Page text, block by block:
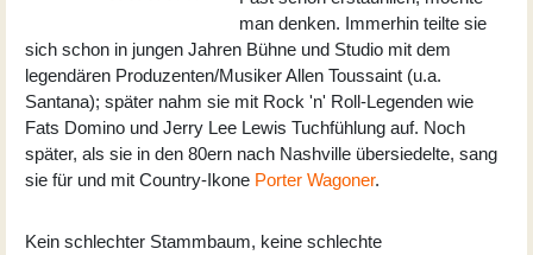
man denken. Immerhin teilte sie
sich schon in jungen Jahren Bühne und Studio mit dem
legendären Produzenten/Musiker Allen Toussaint (u.a.
Santana); später nahm sie mit Rock 'n' Roll-Legenden wie
Fats Domino und Jerry Lee Lewis Tuchfühlung auf. Noch
später, als sie in den 80ern nach Nashville übersiedelte, sang
sie für und mit Country-Ikone Porter Wagoner.
Kein schlechter Stammbaum, keine schlechte